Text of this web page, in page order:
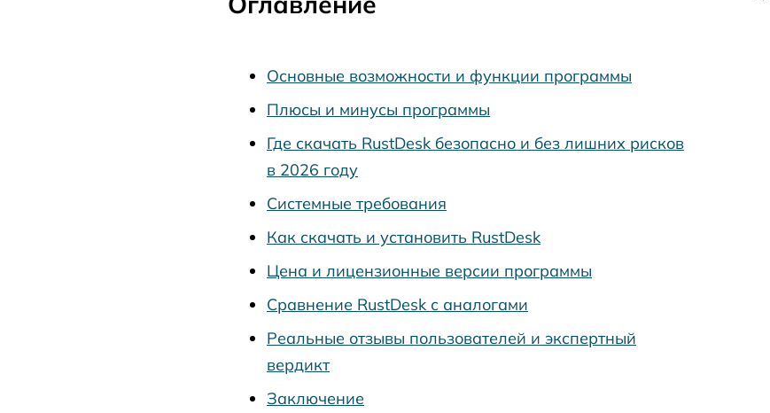
Основные возможности и функции программы
Плюсы и минусы программы
Где скачать RustDesk безопасно и без лишних рисков
в 2026 году
Системные требования
Как скачать и установить RustDesk
Цена и лицензионные версии программы
Сравнение RustDesk с аналогами
Реальные отзывы пользователей и экспертный
вердикт
Заключение